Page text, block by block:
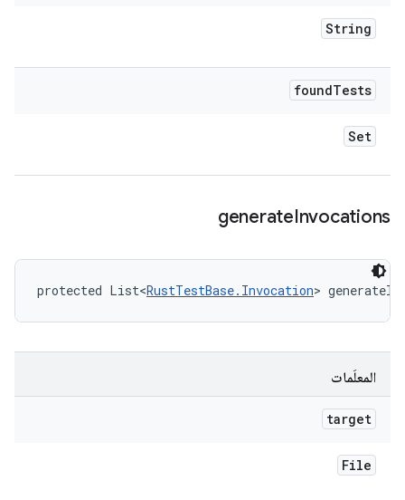
String
foundTests
Set
generateInvocations
protected List<RustTestBase.Invocation>
المعلَمات
target
File